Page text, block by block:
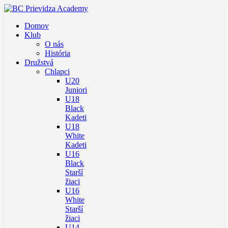
Domov
Klub
O nás
História
Družstvá
Chlapci
U20
Juniori
U18
Black
Kadeti
U18
White
Kadeti
U16
Black
Starší
žiaci
U16
White
Starší
žiaci